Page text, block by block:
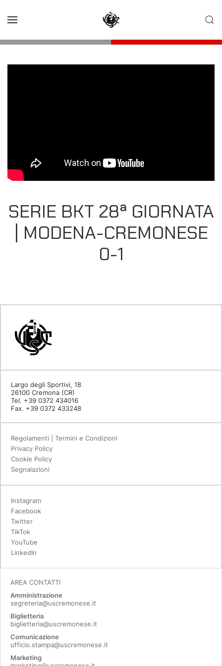
SERIE BKT 28ª GIORNATA
| MODENA-CREMONESE
0-1
Largo degli Sportivi, 18
26100 Cremona (CR)
Tel. +39 0372 434016
Fax. +39 0372 433248
Regolamenti | Termini e Condizioni
Privacy Policy
Cookie Policy
Segnalazioni
Instagram
Facebook
Twitter
TikTok
YouTube
LinkedIn
AREA CONTATTI
Amministrazione
segreteria@uscremonese.it
Biglietteria
biglietteria@uscremonese.it
Comunicazione
ufficio.stampa@uscremonese.it
Marketing